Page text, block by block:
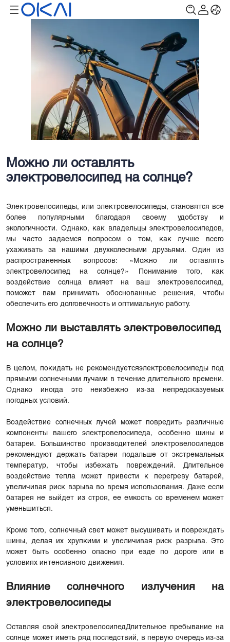
Можно ли оставлять
электровелосипед на солнце?
Электровелосипеды, или электровелосипеды, становятся все
более популярными благодаря своему удобству и
экологичности. Однако, как владельцы электровелосипедов,
мы часто задаемся вопросом о том, как лучше всего
ухаживать за нашими двухколесными друзьями. Один из
распространенных вопросов: «Можно ли оставлять
электровелосипед на солнце?» Понимание того, как
воздействие солнца влияет на ваш электровелосипед,
поможет вам принимать обоснованные решения, чтобы
обеспечить его долговечность и оптимальную работу.
Можно ли выставлять электровелосипед
на солнце?
В целом, покидать не рекомендуетсяэлектровелосипеды под
прямыми солнечными лучами в течение длительного времени.
Однако иногда это неизбежно из-за непредсказуемых
погодных условий.
Воздействие солнечных лучей может повредить различные
компоненты вашего электровелосипеда, особенно шины и
батареи. Большинство производителей электровелосипедов
рекомендуют держать батареи подальше от экстремальных
температур, чтобы избежать повреждений. Длительное
воздействие тепла может привести к перегреву батарей,
увеличивая риск взрыва во время использования. Даже если
батарея не выйдет из строя, ее емкость со временем может
уменьшиться.
Кроме того, солнечный свет может высушивать и повреждать
шины, делая их хрупкими и увеличивая риск разрыва. Это
может быть особенно опасно при езде по дороге или в
условиях интенсивного движения.
Влияние солнечного излучения на
электровелосипеды
Оставляя свой электровелосипедДлительное пребывание на
солнце может иметь ряд последствий, в первую очередь из-за